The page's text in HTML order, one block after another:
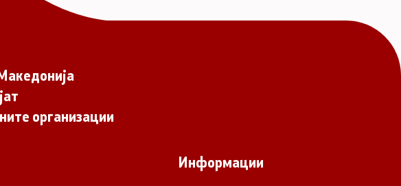
организации
Информации